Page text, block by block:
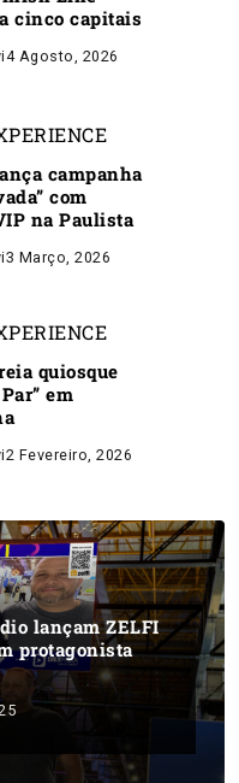
cinco capitais
4 Agosto, 2026
campanha
com
na Paulista
3 Março, 2026
quiosque
em
2 Fevereiro, 2026
lançam ZELFI
protagonista